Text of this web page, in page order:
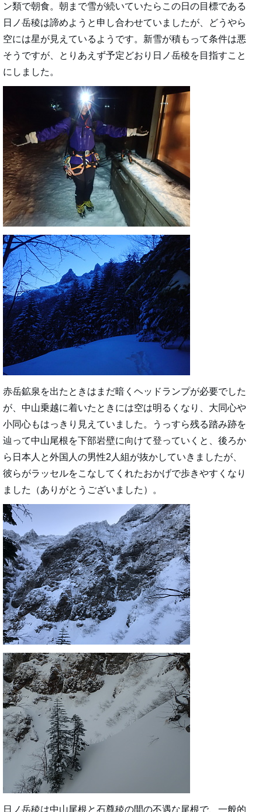
ン類で朝食。朝まで雪が続いていたらこの日の目標である
日ノ岳稜は諦めようと申し合わせていましたが、どうやら
空には星が見えているようです。新雪が積もって条件は悪
そうですが、とりあえず予定どおり日ノ岳稜を目指すこと
にしました。
赤岳鉱泉を出たときはまだ暗くヘッドランプが必要でした
が、中山乗越に着いたときには空は明るくなり、大同心や
小同心もはっきり見えていました。うっすら残る踏み跡を
辿って中山尾根を下部岩壁に向けて登っていくと、後ろか
ら日本人と外国人の男性2人組が抜かしていきましたが、
彼らがラッセルをこなしてくれたおかげで歩きやすくなり
ました（ありがとうございました）。
日ノ岳稜は中山尾根と石尊稜の間の不遇な尾根で、一般的